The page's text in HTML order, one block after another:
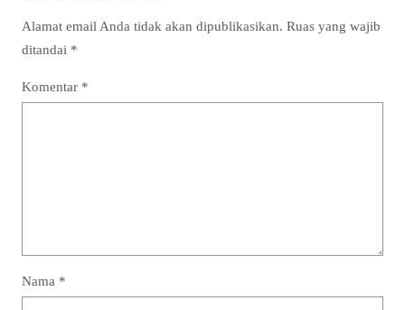
Alamat email Anda tidak akan dipublikasikan. Ruas yang wajib
ditandai *
Komentar *
Nama *